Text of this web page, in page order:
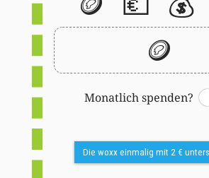
🪙
Monatlich spenden?
Switch
Die woxx einmalig mit 2 €